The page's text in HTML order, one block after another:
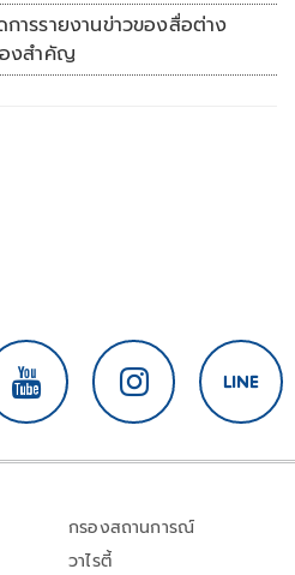
ารรายงานข่าวของสื่อต่าง
องสำคัญ
กรองสถานการณ์
วาไรตี้